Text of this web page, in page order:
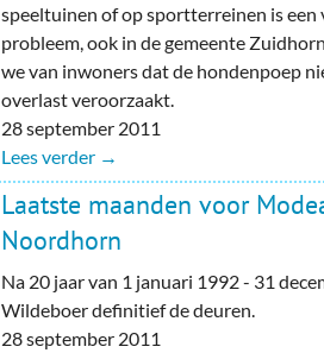
speeltuinen of op sportterreinen is een
probleem, ook in de gemeente
we van inwoners dat de hondenpoep
overlast veroorzaakt.
28 september 2011
Lees verder →
Laatste maanden voor
Noordhorn
Na 20 jaar van 1 januari 1992 - 31
Wildeboer definitief de deuren.
28 september 2011